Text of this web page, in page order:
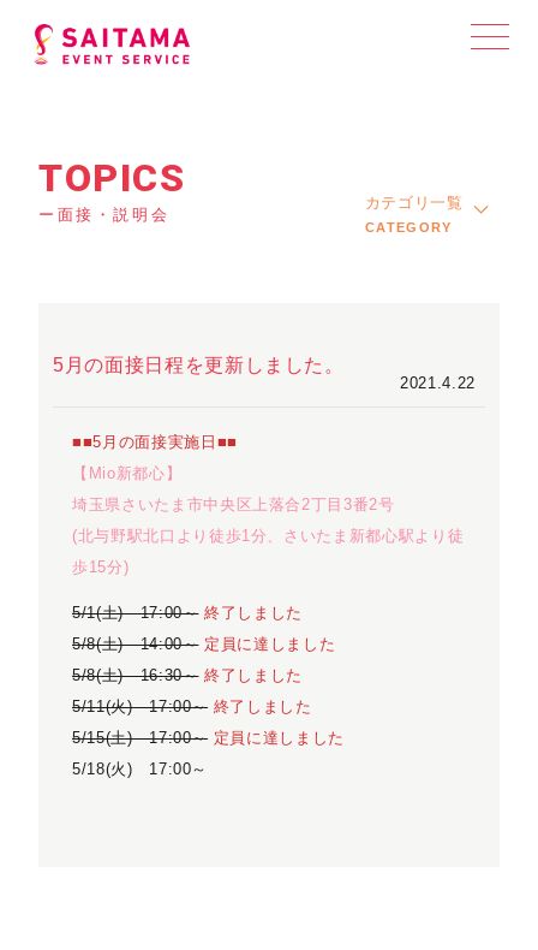
TOPICS
ー面接・説明会
カテゴリ一覧
CATEGORY
5月の面接日程を更新しました。
2021.4.22
■■5月の面接実施日■■
【Mio新都心】
埼玉県さいたま市中央区上落合2丁目3番2号
(北与野駅北口より徒歩1分、さいたま新都心駅より徒
歩15分)
5/1(土) 17:00～ 終了しました
5/8(土) 14:00～ 定員に達しました
5/8(土) 16:30～ 終了しました
5/11(火) 17:00～ 終了しました
5/15(土) 17:00～ 定員に達しました
5/18(火) 17:00～